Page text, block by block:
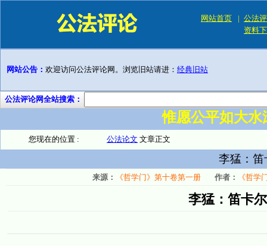
网站首页 | 公法
资料
网站公告： 欢迎访问公法评论网。浏览旧站请进： 经典旧站
公法评论网全站搜索：
惟愿公平如大
您现在的位置 : 公法论文 文章正文
李猛：
来源： 《哲学门》第十卷第一册 作者： 《哲学
李猛：笛卡